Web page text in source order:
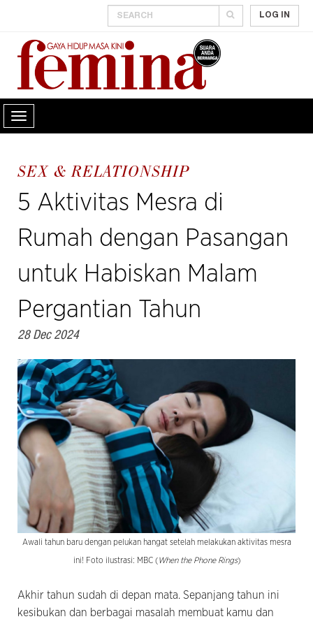
LOG IN
SEX & RELATIONSHIP
5 Aktivitas Mesra di
Rumah dengan Pasangan
untuk Habiskan Malam
Pergantian Tahun
28 Dec 2024
Awali tahun baru dengan pelukan hangat setelah melakukan aktivitas mesra
ini! Foto ilustrasi: MBC (When the Phone Rings)
Akhir tahun sudah di depan mata. Sepanjang tahun ini
kesibukan dan berbagai masalah membuat kamu dan